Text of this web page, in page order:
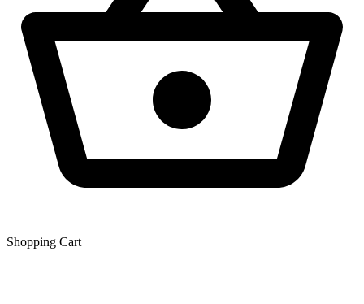
Shopping Сart